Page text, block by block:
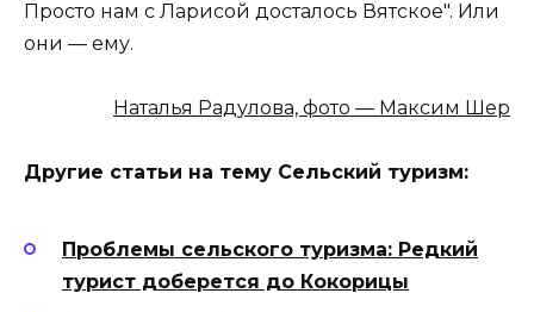
Просто нам с Ларисой досталось Вятское". Или
они — ему.
Наталья Радулова, фото — Максим Шер
Другие статьи на тему Сельский туризм:
Проблемы сельского туризма: Редкий
турист доберется до Кокорицы